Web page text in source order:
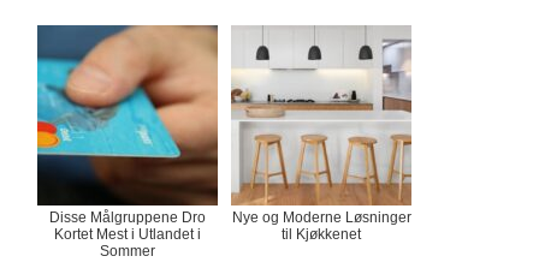
Disse Målgruppene Dro
Kortet Mest i Utlandet i
Sommer
Nye og Moderne Løsninger
til Kjøkkenet